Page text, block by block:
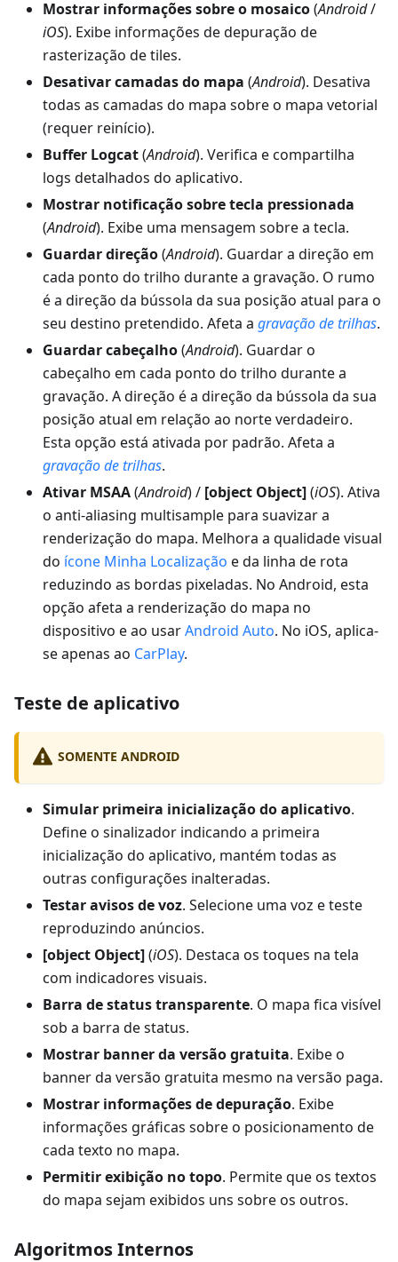
Mostrar informações sobre o mosaico(Android/
iOS). Exibe informações de depuração de
rasterização de tiles.
Desativar camadas do mapa (Android). Desativa
todas as camadas do mapa sobre o mapa vetorial
(requer reinício).
Buffer Logcat(Android). Verifica e compartilha
logs detalhados do aplicativo.
Mostrar notificação sobre tecla pressionada
(Android). Exibe uma mensagem sobre a tecla.
Guardar direção(Android). Guardar a direção em
cada ponto do trilho durante a gravação. O rumo
é a direção da bússola da sua posição atual para o
seu destino pretendido. Afeta a gravação de trilhas.
Guardar cabeçalho(Android). Guardar o
cabeçalho em cada ponto do trilho durante a
gravação. A direção é a direção da bússola da sua
posição atual em relação ao norte verdadeiro.
Esta opção está ativada por padrão. Afeta a
gravação de trilhas.
Ativar MSAA(Android) / [object Object](iOS). Ativa
o anti-aliasing multisample para suavizar a
renderização do mapa. Melhora a qualidade visual
do ícone Minha Localização e da linha de rota
reduzindo as bordas pixeladas. No Android, esta
opção afeta a renderização do mapa no
dispositivo e ao usarAndroid Auto. No iOS, aplica-
se apenas ao CarPlay.
Teste de aplicativo
SOMENTE ANDROID
Simular primeira inicialização do aplicativo.
Define o sinalizador indicando a primeira
inicialização do aplicativo, mantém todas as
outras configurações inalteradas.
Testar avisos de voz. Selecione uma voz e teste
reproduzindo anúncios.
[object Object](iOS). Destaca os toques na tela
com indicadores visuais.
Barra de status transparente. O mapa fica visível
sob a barra de status.
Mostrar banner da versão gratuita. Exibe o
banner da versão gratuita mesmo na versão paga.
Mostrar informações de depuração. Exibe
informações gráficas sobre o posicionamento de
cada texto no mapa.
Permitir exibição no topo. Permite que os textos
do mapa sejam exibidos uns sobre os outros.
Algoritmos Internos